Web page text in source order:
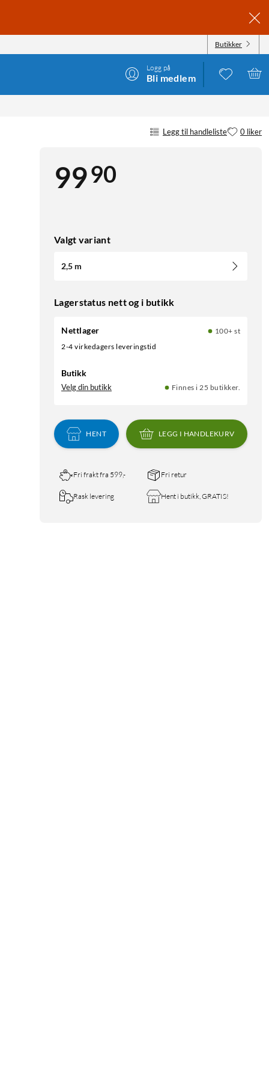
Butikker
Logg på
Bli medlem
Legg til handleliste 0 liker
9990
Valgt variant
2,5 m
Lagerstatus nett og i butikk
Nettlager
100+ st
2-4 virkedagers leveringstid
Butikk
Velg din butikk Finnes i 25 butikker.
HENT LEGG I HANDLEKURV
Fri frakt fra 599,- Fri retur
Rask levering Hent i butikk, GRATIS!